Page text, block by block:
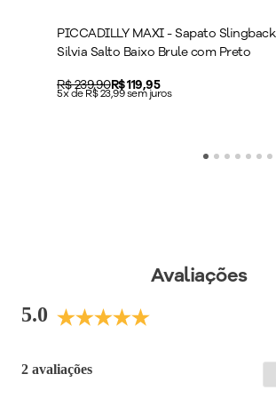
Ref:764020
PICCADILLY MAXI - Sapato Slingback
Silvia Salto Baixo Brule com Preto
Original price:
R$ 239,90Price:
R$ 119,95
5x de R$ 23,99 sem juros
Avaliações
5.0
2 avaliações